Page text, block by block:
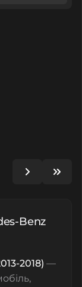
Benz
2018) —